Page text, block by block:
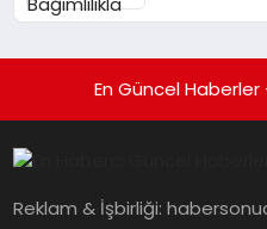
En Güncel
Reklam & İşbirliği: